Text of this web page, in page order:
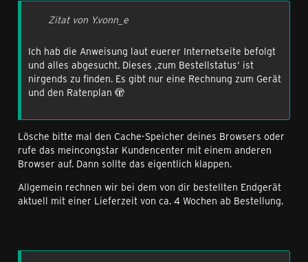
Zitat von Y.vonn_e
Ich hab die Anweisung laut euerer Internetseite befolgt
und alles abgesucht. Dieses ‚zum Bestellstatus‘ ist
nirgends zu finden. Es gibt nur eine Rechnung zum Gerät
und den Ratenplan 🫣
Lösche bitte mal den Cache-Speicher deines Browsers oder
rufe das meincongstar Kundencenter mit einem anderen
Browser auf. Dann sollte das eigentlich klappen.
Allgemein rechnen wir bei dem von dir bestellten Endgerät
aktuell mit einer Lieferzeit von ca. 4 Wochen ab Bestellung.